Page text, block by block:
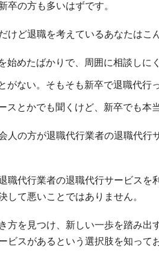
卒の方も多いはずです。
けど退職を考えているあなたはこ
始めたばかりで、周囲に相談しに
がない。そもそも新卒で退職代行
スとかでも聞くけど、新卒でも本
人の方が退職代行業者の退職代行
職代行業者の退職代行サービスを
して悪いことではありません。
方を見つけ、新しい一歩を踏み出
ビスがあるという選択肢を知って